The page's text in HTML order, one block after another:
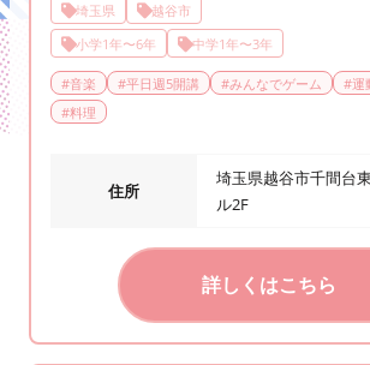
埼玉県
越谷市
小学1年〜6年
中学1年〜3年
#音楽 #平日週5開講 #みんなでゲーム #運
#料理
住所
埼玉県越谷市千間台
ル2F
詳しくはこちら